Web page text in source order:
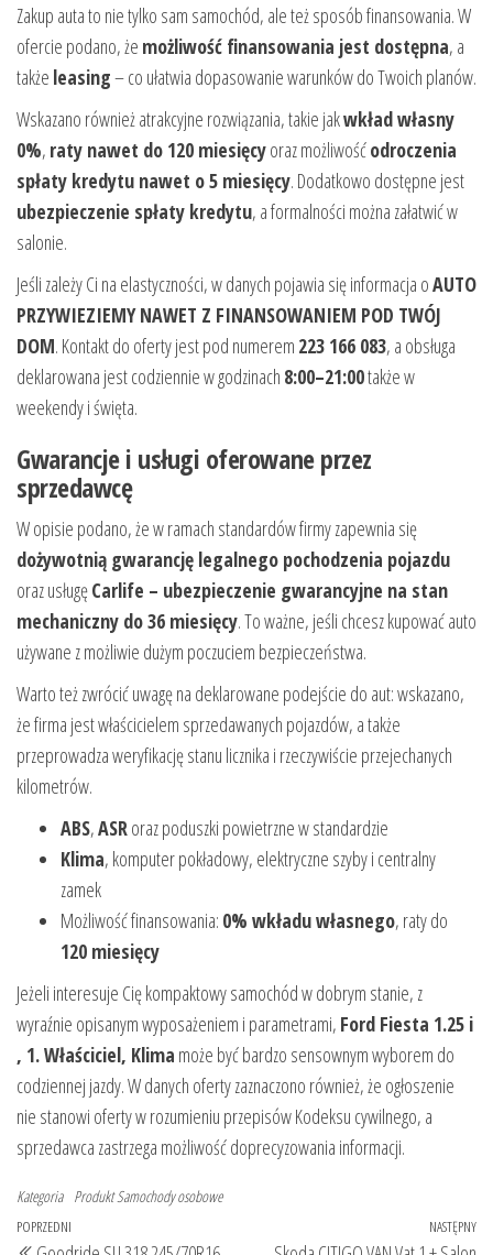
Zakup auta to nie tylko sam samochód, ale też sposób finansowania. W
ofercie podano, że możliwość finansowania jest dostępna, a
także leasing– co ułatwia dopasowanie warunków do Twoich planów.
Wskazano również atrakcyjne rozwiązania, takie jakwkład własny
0%, raty nawet do 120 miesięcyoraz możliwośćodroczenia
spłaty kredytu nawet o 5 miesięcy. Dodatkowo dostępne jest
ubezpieczenie spłaty kredytu, a formalności można załatwić w
salonie.
Jeśli zależy Ci na elastyczności, w danych pojawia się informacja oAUTO
PRZYWIEZIEMY NAWET Z FINANSOWANIEM POD TWÓJ
DOM. Kontakt do oferty jest pod numerem 223 166 083, a obsługa
deklarowana jest codziennie w godzinach 8:00–21:00także w
weekendy i święta.
Gwarancje i usługi oferowane przez
sprzedawcę
W opisie podano, że w ramach standardów firmy zapewnia się
dożywotnią gwarancję legalnego pochodzenia pojazdu
oraz usługęCarlife – ubezpieczenie gwarancyjne na stan
mechaniczny do 36 miesięcy. To ważne, jeśli chcesz kupować auto
używane z możliwie dużym poczuciem bezpieczeństwa.
Warto też zwrócić uwagę na deklarowane podejście do aut: wskazano,
że firma jest właścicielem sprzedawanych pojazdów, a także
przeprowadza weryfikację stanu licznika i rzeczywiście przejechanych
kilometrów.
ABS,ASRoraz poduszki powietrzne w standardzie
Klima, komputer pokładowy, elektryczne szyby i centralny
zamek
Możliwość finansowania: 0% wkładu własnego, raty do
120 miesięcy
Jeżeli interesuje Cię kompaktowy samochód w dobrym stanie, z
wyraźnie opisanym wyposażeniem i parametrami, Ford Fiesta 1.25 i
, 1. Właściciel, Klima może być bardzo sensownym wyborem do
codziennej jazdy. W danych oferty zaznaczono również, że ogłoszenie
nie stanowi oferty w rozumieniu przepisów Kodeksu cywilnego, a
sprzedawca zastrzega możliwość doprecyzowania informacji.
Kategoria Produkt Samochody osobowe
Nawigacja
Poprzedni
POPRZEDNI NASTĘPNY